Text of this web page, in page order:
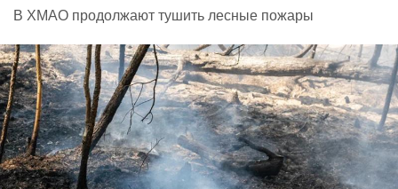
В ХМАО продолжают тушить лесные пожары